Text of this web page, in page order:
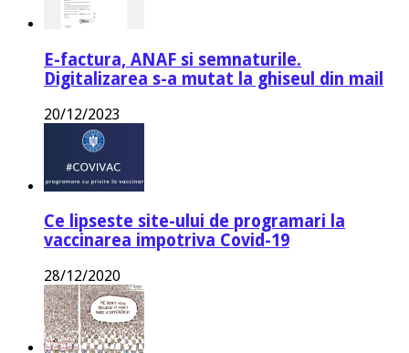
E-factura, ANAF si semnaturile.
Digitalizarea s-a mutat la ghiseul din mail
20/12/2023
Ce lipseste site-ului de programari la
vaccinarea impotriva Covid-19
28/12/2020